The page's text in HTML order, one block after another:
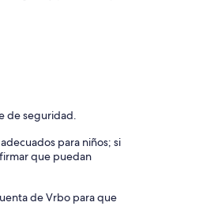
de seguridad.
para niños; si
que puedan
de Vrbo para que